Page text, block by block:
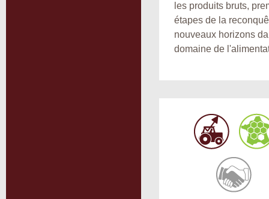
les produits bruts,
étapes de la
nouveaux horizons
domaine de